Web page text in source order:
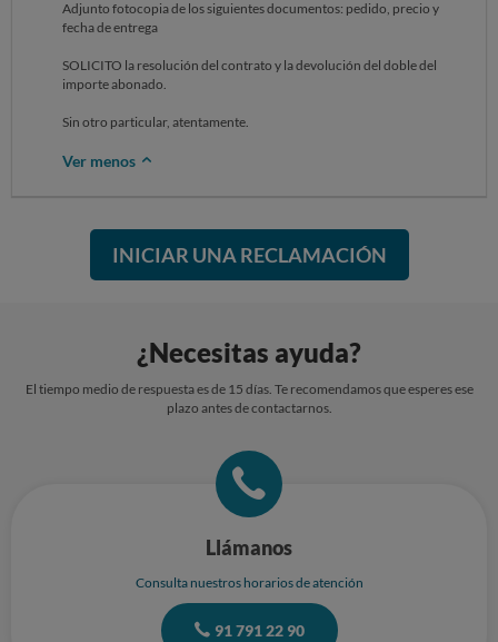
Adjunto fotocopia de los siguientes documentos: pedido, precio y
fecha de entrega
SOLICITO la resolución del contrato y la devolución del doble del
importe abonado.
Sin otro particular, atentamente.
Ver menos
INICIAR UNA RECLAMACIÓN
¿Necesitas ayuda?
El tiempo medio de respuesta es de 15 días. Te recomendamos que esperes ese
plazo antes de contactarnos.
Llámanos
Consulta nuestros horarios de atención
91 791 22 90